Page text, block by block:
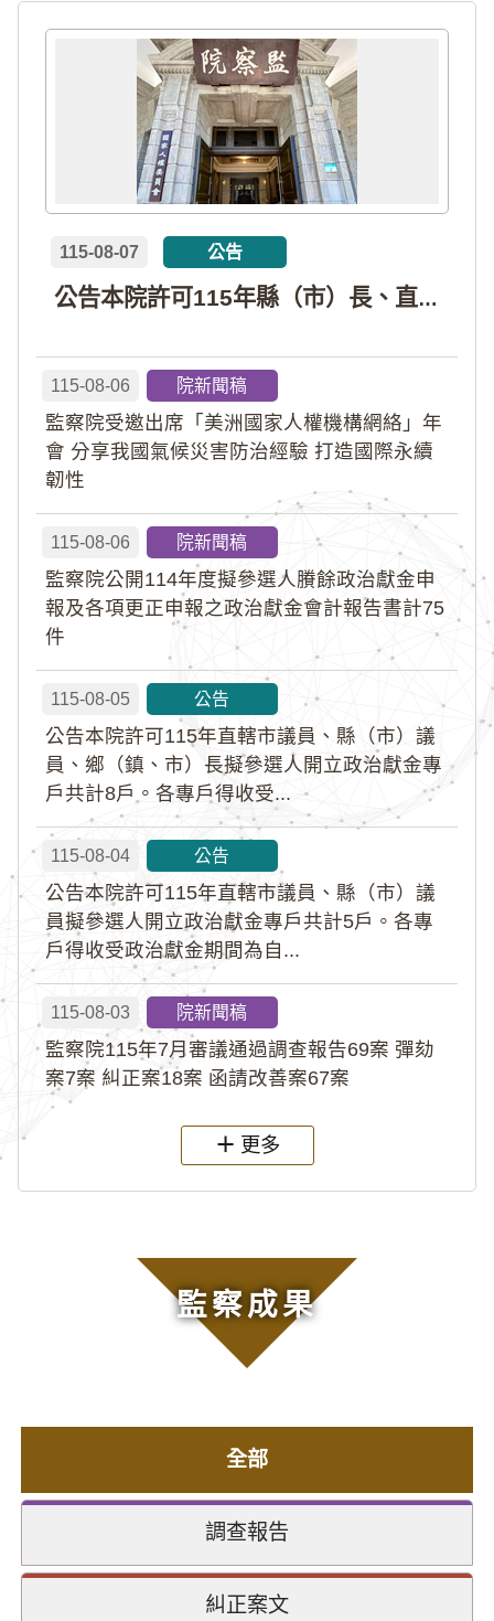
公告本院許可115年縣（市）長、直轄市議員、縣（市）議員擬參選人開立政治獻金專戶共計4戶。各專戶得收受政治獻金期間為自專戶許可設立日起至115年11月27日止，專戶名冊詳如附件。
115-08-07 公告
115-08-06 院新聞稿
監察院受邀出席「美洲國家人權機構網絡」年
會 分享我國氣候災害防治經驗 打造國際永續
韌性
115-08-06 院新聞稿
監察院公開114年度擬參選人賸餘政治獻金申
報及各項更正申報之政治獻金會計報告書計75
件
115-08-05 公告
公告本院許可115年直轄市議員、縣（市）議
員、鄉（鎮、市）長擬參選人開立政治獻金專
戶共計8戶。各專戶得收受...
115-08-04 公告
公告本院許可115年直轄市議員、縣（市）議
員擬參選人開立政治獻金專戶共計5戶。各專
戶得收受政治獻金期間為自...
115-08-03 院新聞稿
監察院115年7月審議通過調查報告69案 彈劾
案7案 糾正案18案 函請改善案67案
更多
監察成果
全部
調查報告
糾正案文